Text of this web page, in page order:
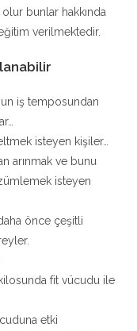
bunlar hakkında
verilmektedir.
iş temposundan
isteyen kişiler…
arınmak ve bunu
isteyen
önce çeşitli
fit vücudu ile
etki